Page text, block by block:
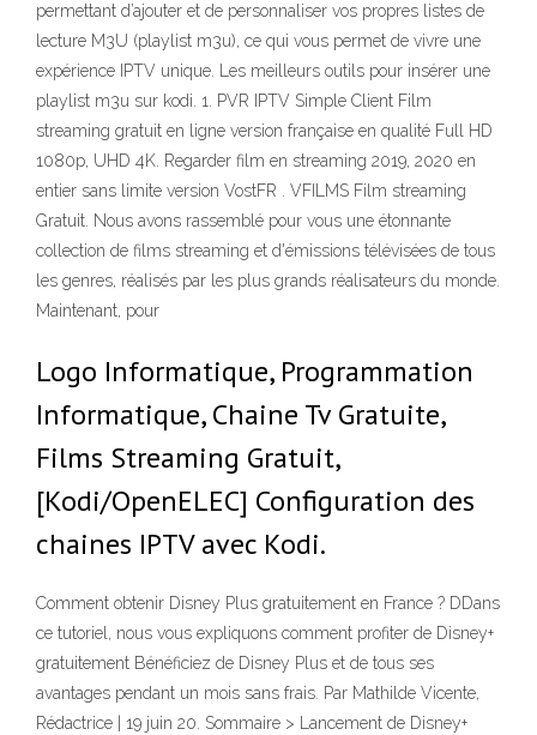
permettant d’ajouter et de personnaliser vos propres listes de
lecture M3U (playlist m3u), ce qui vous permet de vivre une
expérience IPTV unique. Les meilleurs outils pour insérer une
playlist m3u sur kodi. 1. PVR IPTV Simple Client Film
streaming gratuit en ligne version française en qualité Full HD
1080p, UHD 4K. Regarder film en streaming 2019, 2020 en
entier sans limite version VostFR . VFILMS Film streaming
Gratuit. Nous avons rassemblé pour vous une étonnante
collection de films streaming et d'émissions télévisées de tous
les genres, réalisés par les plus grands réalisateurs du monde.
Maintenant, pour
Logo Informatique, Programmation
Informatique, Chaine Tv Gratuite,
Films Streaming Gratuit,
[Kodi/OpenELEC] Configuration des
chaines IPTV avec Kodi.
Comment obtenir Disney Plus gratuitement en France ? DDans
ce tutoriel, nous vous expliquons comment profiter de Disney+
gratuitement Bénéficiez de Disney Plus et de tous ses
avantages pendant un mois sans frais. Par Mathilde Vicente,
Rédactrice | 19 juin 20. Sommaire > Lancement de Disney+